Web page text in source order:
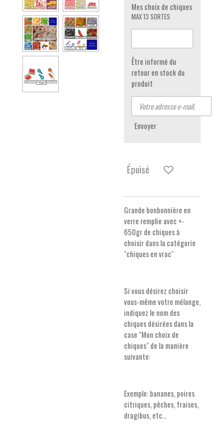
Mes choix de chiques
MAX 13 SORTES
Être informé du
retour en stock du
produit
Envoyer
Épuisé
Grande bonbonnière en
verre remplie avec +-
650gr de chiques à
choisir dans la catégorie
"chiques en vrac"
Si vous désirez choisir
vous-même votre mélange,
indiquez le nom des
chiques désirées dans la
case "Mon choix de
chiques" de la manière
suivante:
Exemple: bananes, poires
citriques, pêches, fraises,
dragibus, etc...